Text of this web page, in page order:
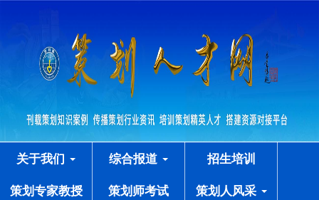
关于我们 综合报道
招生培训
策划专家教授
策划师考试
策划人风采